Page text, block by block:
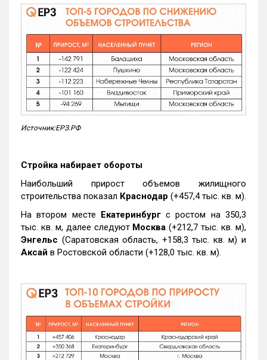
Источник:ЕРЗ.РФ
Стройка набирает обороты
Наибольший прирост объемов жилищного
строительства показал Краснодар (+457,4 тыс. кв. м).
На втором месте Екатеринбургс ростом на 350,3
тыс. кв. м, далее следуют Москва (+212,7 тыс. кв. м),
Энгельс (Саратовская область, +158,3 тыс. кв. м) и
Аксай в Ростовской области (+128,0 тыс. кв. м).